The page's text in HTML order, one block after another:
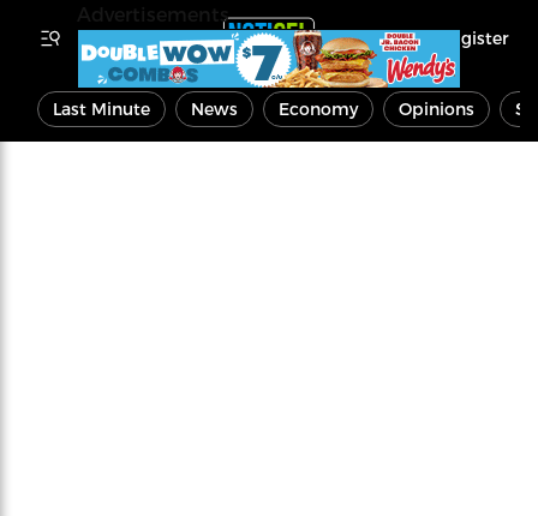
Register
Last Minute News Economy Opinions
Advertisements